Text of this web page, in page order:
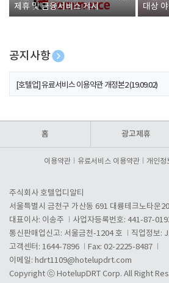
제휴 및 금융서비스 게시
대상
폰 증정
공지사항
[호텔업] 개인정보 처리방침 개정본1 (19.09.02)
[호텔업] 유료서비스 이용약관 개정본2 (19.09.02)
홈 광고제휴
이용약관 유료서비스 이용약관 개인정
주식회사 호텔업디알티
서울특별시 금천구 가산동 691 대륭테크노타운
대표이사: 이송주
사업자등록번호: 441-87-
통신판매업신고: 서울금천-1204 호
직업정보:
고객센터: 1644-7896
Fax: 02-2225-8487
이메일: hdrt1109@hotelupdrt.com
Copyright ⓒ HotelupDRT Corp. All Right